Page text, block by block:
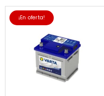
¡En oferta!